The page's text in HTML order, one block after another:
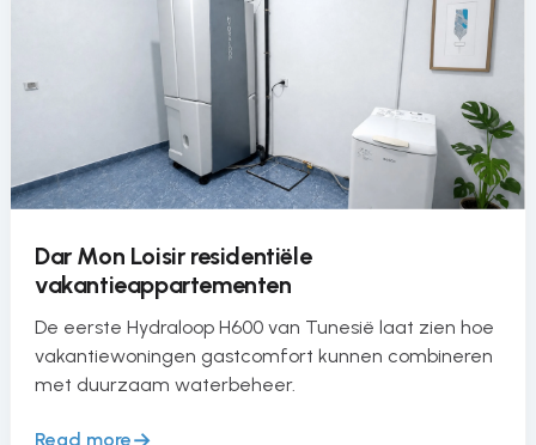
Dar Mon Loisir residentiële
vakantieappartementen
De eerste Hydraloop H600 van Tunesië laat zien hoe
vakantiewoningen gastcomfort kunnen combineren
met duurzaam waterbeheer.
Read more